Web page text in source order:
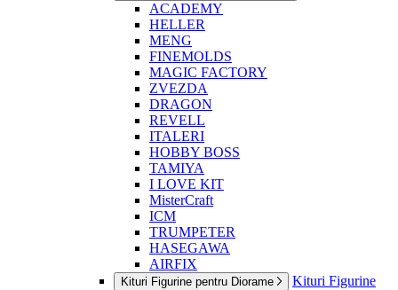
ACADEMY
HELLER
MENG
FINEMOLDS
MAGIC FACTORY
ZVEZDA
DRAGON
REVELL
ITALERI
HOBBY BOSS
TAMIYA
I LOVE KIT
MisterCraft
ICM
TRUMPETER
HASEGAWA
AIRFIX
Kituri Figurine pentru Diorame
Kituri Figurine